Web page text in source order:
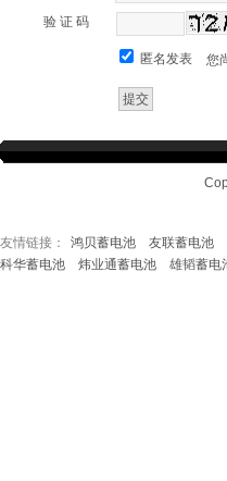
验 证 码
匿名发表 您
友情链接： 鸿贝蓄电池 友联蓄电池
科华蓄电池
炜业通蓄电池 雄韬蓄电